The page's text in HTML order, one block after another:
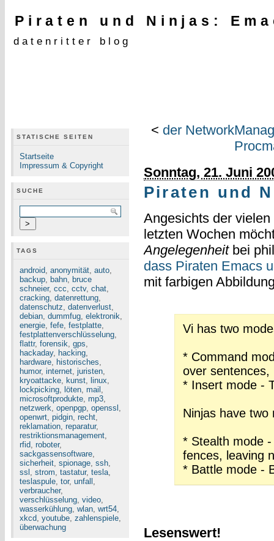
Piraten und Ninjas:
datenritter blog
STATISCHE SEITEN
Startseite
Impressum & Copyright
SUCHE
TAGS
android, anonymität, auto,
backup, bahn, bruce
schneier, ccc, cctv, chat,
cracking, datenrettung,
datenschutz, datenverlust,
debian, dummfug, elektronik,
energie, fefe, festplatte,
festplattenverschlüsselung,
flattr, forensik, gps,
hackaday, hacking,
hardware, historisches,
humor, internet, juristen,
kryoattacke, kunst, linux,
lockpicking, löten, mail ,
microsoftprodukte, mp3,
netzwerk, openpgp, openssl ,
openwrt, pidgin, recht,
reklamation, reparatur,
restriktionsmanagement,
rfid, roboter,
sackgassensoftware,
sicherheit, spionage, ssh,
ssl , strom, tastatur, tesla,
teslaspule, tor, unfall ,
verbraucher,
verschlüsselung, video,
wasserkühlung, wlan, wrt54,
xkcd, youtube, zahlenspiele,
überwachung
< der
Sonntag, 21. Juni
Piraten und
Angesichts der
letzten Wochen
Angelegenheitbei
dass Piraten Emacs
mit farbigen
Vi has two
* Command
over sentences,
* Insert mode -
Ninjas have two
* Stealth mode
fences, leaving
* Battle mode -
Lesenswert!